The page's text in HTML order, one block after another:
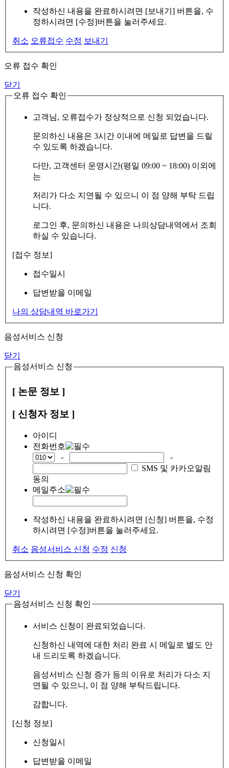
작성하신 내용을 완료하시려면 [보내기] 버튼을, 수
정하시려면 [수정]버튼을 눌러주세요.
취소 오류접수 수정 보내기
오류 접수 확인
닫기
오류 접수 확인
고객님, 오류접수가 정상적으로 신청 되었습니다.
문의하신 내용은 3시간 이내에 메일로 답변을 드릴
수 있도록 하겠습니다.
다만, 고객센터 운영시간(평일 09:00 ~ 18:00) 이외에
는
처리가 다소 지연될 수 있으니 이 점 양해 부탁 드립
니다.
로그인 후, 문의하신 내용은 나의상담내역에서 조회
하실 수 있습니다.
[접수 정보]
접수일시
답변받을 이메일
나의 상담내역 바로가기
음성서비스 신청
닫기
음성서비스 신청
[ 논문 정보 ]
[ 신청자 정보 ]
아이디
전화번호
-
-
SMS 및 카카오알림
동의
메일주소
작성하신 내용을 완료하시려면 [신청] 버튼을, 수정
하시려면 [수정]버튼을 눌러주세요.
취소 음성서비스 신청 수정 신청
음성서비스 신청 확인
닫기
음성서비스 신청 확인
서비스 신청이 완료되었습니다.
신청하신 내역에 대한 처리 완료 시 메일로 별도 안
내 드리도록 하겠습니다.
음성서비스 신청 증가 등의 이유로 처리가 다소 지
연될 수 있으니, 이 점 양해 부탁드립니다.
감합니다.
[신청 정보]
신청일시
답변받을 이메일